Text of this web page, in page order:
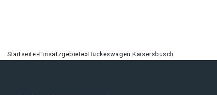
Startseite»Einsatzgebiete»Hückeswagen Kaisersbusch